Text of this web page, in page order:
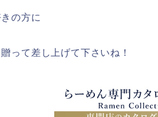
の方に
って差し上げて下さいね！